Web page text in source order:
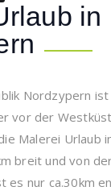
in
Nordzypern
vor der
Malerei Urlaub
breit und von
es nur ca.30km